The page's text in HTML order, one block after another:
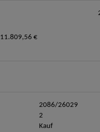
11.809,56 €
2086/26029
2
Kauf